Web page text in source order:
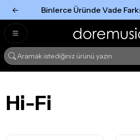
← Binlerce Üründe Vade
Hi-Fi